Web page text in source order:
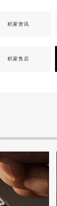
积家资讯
积家售后